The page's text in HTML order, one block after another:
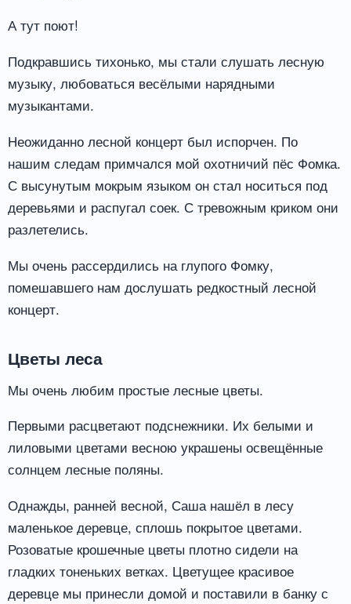
А тут поют!
Подкравшись тихонько, мы стали слушать лесную
музыку, любоваться весёлыми нарядными
музыкантами.
Неожиданно лесной концерт был испорчен. По
нашим следам примчался мой охотничий пёс Фомка.
С высунутым мокрым языком он стал носиться под
деревьями и распугал соек. С тревожным криком они
разлетелись.
Мы очень рассердились на глупого Фомку,
помешавшего нам дослушать редкостный лесной
концерт.
Цветы леса
Мы очень любим простые лесные цветы.
Первыми расцветают подснежники. Их белыми и
лиловыми цветами весною украшены освещённые
солнцем лесные поляны.
Однажды, ранней весной, Саша нашёл в лесу
маленькое деревце, сплошь покрытое цветами.
Розоватые крошечные цветы плотно сидели на
гладких тоненьких ветках. Цветущее красивое
деревце мы принесли домой и поставили в банку с